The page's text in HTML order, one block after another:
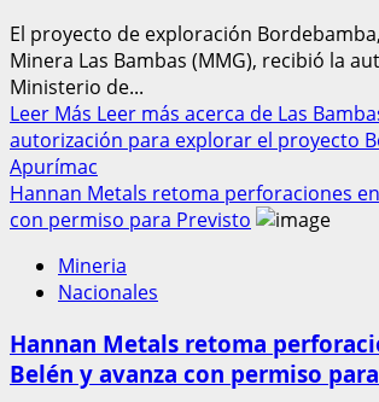
El proyecto de exploración
Minera Las Bambas (MMG), recibió la
Ministerio de...
Leer Más Leer más acerca de Las
autorización para explorar el proyecto
Apurímac
Hannan Metals retoma perforaciones
con permiso para Previsto
Mineria
Nacionales
Hannan Metals retoma
Belén y avanza con permiso